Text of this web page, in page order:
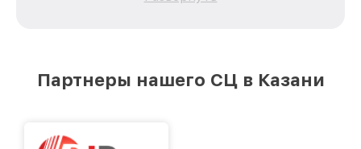
каждого пользователя продукции Infratech,
лучшим сервисным центром Infratech в
Партнеры нашего СЦ в Казани